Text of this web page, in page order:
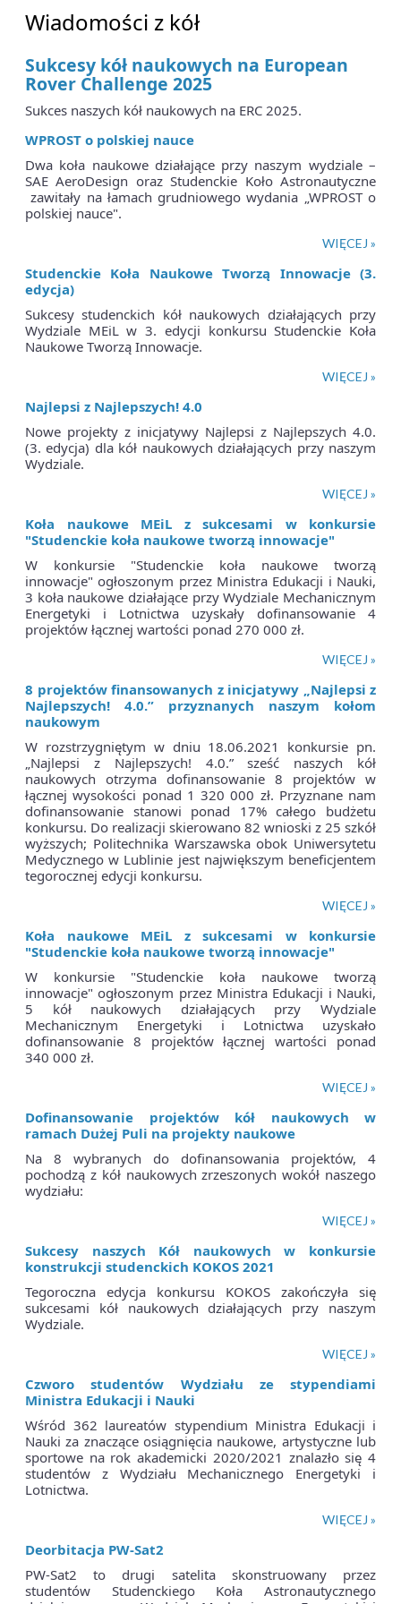
Wiadomości z kół
Sukcesy kół naukowych na European
Rover Challenge 2025
Sukces naszych kół naukowych na ERC 2025.
WPROST o polskiej nauce
Dwa koła naukowe działające przy naszym wydziale –
SAE AeroDesign oraz Studenckie Koło Astronautyczne
zawitały na łamach grudniowego wydania „WPROST o
polskiej nauce".
WIĘCEJ »
Studenckie Koła Naukowe Tworzą Innowacje (3.
edycja)
Sukcesy studenckich kół naukowych działających przy
Wydziale MEiL w 3. edycji konkursu Studenckie Koła
Naukowe Tworzą Innowacje.
WIĘCEJ »
Najlepsi z Najlepszych! 4.0
Nowe projekty z inicjatywy Najlepsi z Najlepszych 4.0.
(3. edycja) dla kół naukowych działających przy naszym
Wydziale.
WIĘCEJ »
Koła naukowe MEiL z sukcesami w konkursie
"Studenckie koła naukowe tworzą innowacje"
W konkursie "Studenckie koła naukowe tworzą
innowacje" ogłoszonym przez Ministra Edukacji i Nauki,
3 koła naukowe działające przy Wydziale Mechanicznym
Energetyki i Lotnictwa uzyskały dofinansowanie 4
projektów łącznej wartości ponad 270 000 zł.
WIĘCEJ »
8 projektów finansowanych z inicjatywy „Najlepsi z
Najlepszych! 4.0.” przyznanych naszym kołom
naukowym
W rozstrzygniętym w dniu 18.06.2021 konkursie pn.
„Najlepsi z Najlepszych! 4.0.” sześć naszych kół
naukowych otrzyma dofinansowanie 8 projektów w
łącznej wysokości ponad 1 320 000 zł. Przyznane nam
dofinansowanie stanowi ponad 17% całego budżetu
konkursu. Do realizacji skierowano 82 wnioski z 25 szkół
wyższych; Politechnika Warszawska obok Uniwersytetu
Medycznego w Lublinie jest największym beneficjentem
tegorocznej edycji konkursu.
WIĘCEJ »
Koła naukowe MEiL z sukcesami w konkursie
"Studenckie koła naukowe tworzą innowacje"
W konkursie "Studenckie koła naukowe tworzą
innowacje" ogłoszonym przez Ministra Edukacji i Nauki,
5 kół naukowych działających przy Wydziale
Mechanicznym Energetyki i Lotnictwa uzyskało
dofinansowanie 8 projektów łącznej wartości ponad
340 000 zł.
WIĘCEJ »
Dofinansowanie projektów kół naukowych w
ramach Dużej Puli na projekty naukowe
Na 8 wybranych do dofinansowania projektów, 4
pochodzą z kół naukowych zrzeszonych wokół naszego
wydziału:
WIĘCEJ »
Sukcesy naszych Kół naukowych w konkursie
konstrukcji studenckich KOKOS 2021
Tegoroczna edycja konkursu KOKOS zakończyła się
sukcesami kół naukowych działających przy naszym
Wydziale.
WIĘCEJ »
Czworo studentów Wydziału ze stypendiami
Ministra Edukacji i Nauki
Wśród 362 laureatów stypendium Ministra Edukacji i
Nauki za znaczące osiągnięcia naukowe, artystyczne lub
sportowe na rok akademicki 2020/2021 znalazło się 4
studentów z Wydziału Mechanicznego Energetyki i
Lotnictwa.
WIĘCEJ »
Deorbitacja PW-Sat2
PW-Sat2 to drugi satelita skonstruowany przez
studentów Studenckiego Koła Astronautycznego